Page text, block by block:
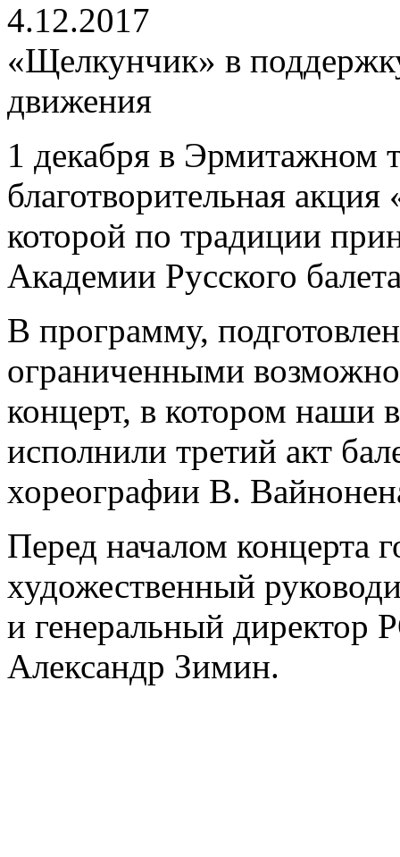
4.12.2017
«Щелкунчик» в
движения
1 декабря в Эрмитажном
благотворительная
которой по традиции
Академии Русского
В программу,
ограниченными
концерт, в котором наши
исполнили третий акт
хореографии В.
Перед началом концерта
художественный
и генеральный
Александр Зимин.